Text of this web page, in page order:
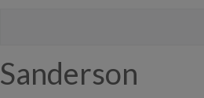
Sanderson